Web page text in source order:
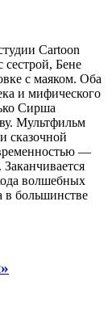
Cartoon
сестрой, Бене
с маяком. Оба
и мифического
Сирша
Мультфильм
сказочной
—
волшебных
в большинстве